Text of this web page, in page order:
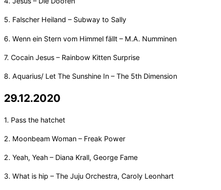
5. Falscher Heiland – Subway to Sally
6. Wenn ein Stern vom Himmel fällt – M.A. Numminen
7. Cocain Jesus – Rainbow Kitten Surprise
8. Aquarius/ Let The Sunshine In – The 5th Dimension
29.12.2020
1. Pass the hatchet
2. Moonbeam Woman – Freak Power
2. Yeah, Yeah – Diana Krall, George Fame
3. What is hip – The Juju Orchestra, Caroly Leonhart